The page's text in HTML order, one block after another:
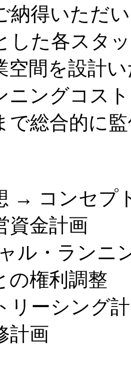
納得いただ
した各スタ
空間を設計
ニングコス
で総合的に
→ コンセプ
資金計画
ル・ランニ
の権利調整
リーシング
計画